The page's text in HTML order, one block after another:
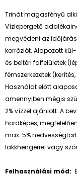
Trinát magasfényű
Vízlepergető
megvédeni az
korróziót. Alapozott
és beltéri falfelületek
fémszerkezetek
Használat előtt
amennyiben mégis
2% vízzel ajánlott. A
hordképes,
max. 5%
lakkhengerrel vagy
Felhasználási mód: